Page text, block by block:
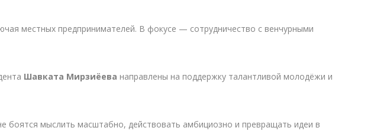
местных предпринимателей. В фокусе — сотрудничество с венчурными
Шавката Мирзиёева направлены на поддержку талантливой молодёжи и
боятся мыслить масштабно, действовать амбициозно и превращать идеи в